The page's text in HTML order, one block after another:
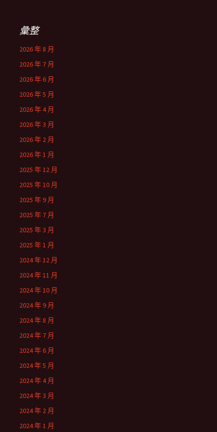
彙整
2026 年 8 月
2026 年 7 月
2026 年 6 月
2026 年 5 月
2026 年 4 月
2026 年 3 月
2026 年 2 月
2026 年 1 月
2025 年 12 月
2025 年 10 月
2025 年 9 月
2025 年 7 月
2025 年 3 月
2025 年 1 月
2024 年 12 月
2024 年 11 月
2024 年 10 月
2024 年 9 月
2024 年 8 月
2024 年 7 月
2024 年 6 月
2024 年 5 月
2024 年 4 月
2024 年 3 月
2024 年 2 月
2024 年 1 月